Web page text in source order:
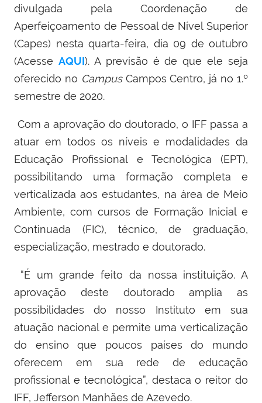
divulgada pela Coordenação de
Aperfeiçoamento de Pessoal de Nível Superior
(Capes) nesta quarta-feira, dia 09 de outubro
(Acesse AQUI). A previsão é de que ele seja
oferecido no Campus Campos Centro, já no 1.º
semestre de 2020.
Com a aprovação do doutorado, o IFF passa a
atuar em todos os níveis e modalidades da
Educação Profissional e Tecnológica (EPT),
possibilitando uma formação completa e
verticalizada aos estudantes, na área de Meio
Ambiente, com cursos de Formação Inicial e
Continuada (FIC), técnico, de graduação,
especialização, mestrado e doutorado.
“É um grande feito da nossa instituição. A
aprovação deste doutorado amplia as
possibilidades do nosso Instituto em sua
atuação nacional e permite uma verticalização
do ensino que poucos países do mundo
oferecem em sua rede de educação
profissional e tecnológica”, destaca o reitor do
IFF, Jefferson Manhães de Azevedo.